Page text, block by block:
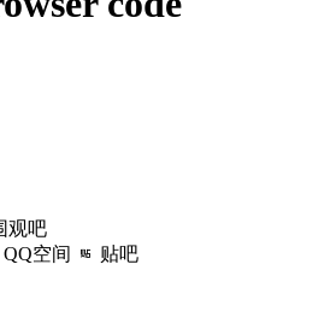
观吧
QQ空间 贴吧